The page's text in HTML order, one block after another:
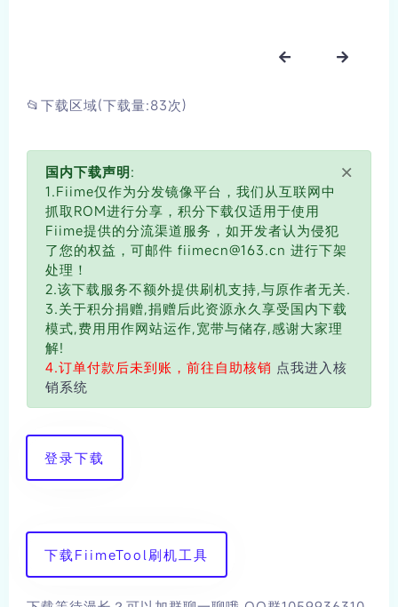
📂下载区域(下载量:83次)
×
国内下载声明:
1.Fiime仅作为分发镜像平台，我们从互联网中
抓取ROM进行分享，积分下载仅适用于使用
Fiime提供的分流渠道服务，如开发者认为侵犯
了您的权益，可邮件 fiimecn@163.cn 进行下架
处理！
2.该下载服务不额外提供刷机支持,与原作者无关.
3.关于积分捐赠,捐赠后此资源永久享受国内下载
模式,费用用作网站运作,宽带与储存,感谢大家理
解!
4.订单付款后未到账，前往自助核销 点我进入核
销系统
登录下载
下载FiimeTool刷机工具